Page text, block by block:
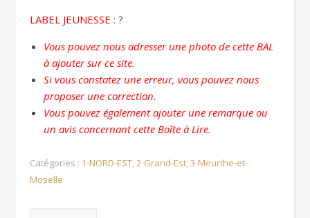
LABEL JEUNESSE : ?
Vous pouvez nous adresser une photo de cette BAL
à ajouter sur ce site.
Si vous constatez une erreur, vous pouvez nous
proposer une correction.
Vous pouvez également ajouter une remarque ou
un avis concernant cette Boîte à Lire.
Catégories : 1-NORD-EST,2-Grand-Est,3-Meurthe-et-
Moselle